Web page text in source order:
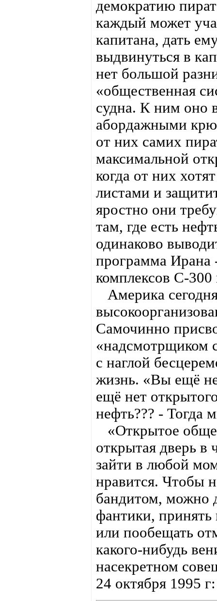
демократию
каждый может
капитана, дать
выдвинуться в
нет большой
«общественная
судна. К ним оно
абордажными
от них самих
максимальной
когда от них
листами и
яростно они
там, где есть
одинаково
программа Ирана
комплексов С-
Америка
Самочинно
«надсмотрщиком
с наглой
жизнь. «Вы ещё
ещё нет
нефть??? - Тогда
«Открытое
открытая дверь
зайти в любой
нравится. Чтобы
бандитом, можно
фантики,
или пообещать
какого-нибудь
насекретном
24 октября 1995 г: